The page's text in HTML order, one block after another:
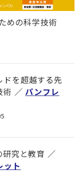
めの科学技術
ドを超越する先
術 ／ パンフレ
究と教育 ／
ット